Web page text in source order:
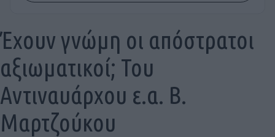
Έχουν γνώμη οι απόστρατοι
αξιωματικοί; Του
Αντιναυάρχου ε.α. Β.
Μαρτζούκου